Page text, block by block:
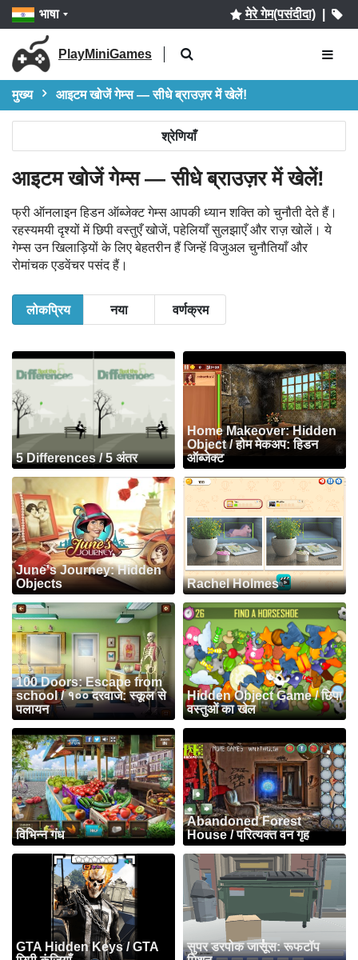
भाषा मेरे गेम(पसंदीदा)|
PlayMiniGames
मुख्य आइटम खोजें गेम्स — सीधे ब्राउज़र में खेलें!
श्रेणियाँ
आइटम खोजें गेम्स — सीधे ब्राउज़र में खेलें!
फ्री ऑनलाइन हिडन ऑब्जेक्ट गेम्स आपकी ध्यान शक्ति को चुनौती देते हैं।
रहस्यमयी दृश्यों में छिपी वस्तुएँ खोजें, पहेलियाँ सुलझाएँ और राज़ खोलें। ये
गेम्स उन खिलाड़ियों के लिए बेहतरीन हैं जिन्हें विजुअल चुनौतियाँ और
रोमांचक एडवेंचर पसंद हैं।
लोकप्रिय नया वर्णक्रम
5 Differences / 5 अंतर
Home Makeover: Hidden
Object / होम मेकअप: हिडन
ऑब्जेक्ट
June's Journey: Hidden
Objects
Rachel Holmes
100 Doors: Escape from
school / १०० दरवाजे: स्कूल से
पलायन
Hidden Object Game / छिपा
वस्तुओं का खेल
विभिन्न गंध
Abandoned Forest
House / परित्यक्त वन गृह
GTA Hidden Keys / GTA
सुपर डरपोक जासूस: रूफटॉप